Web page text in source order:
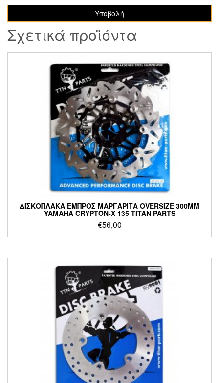
Σχετικά προϊόντα
ΔΙΣΚΟΠΛΑΚΑ ΕΜΠΡΟΣ ΜΑΡΓΑΡΙΤΑ OVERSIZE 300MM
YAMAHA CRYPTON-X 135 TITAN PARTS
€56,00